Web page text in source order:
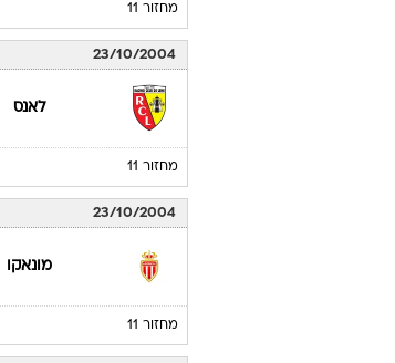
מחזור 11
23/10/2004
לאנס
מחזור 11
23/10/2004
מונאקו
מחזור 11